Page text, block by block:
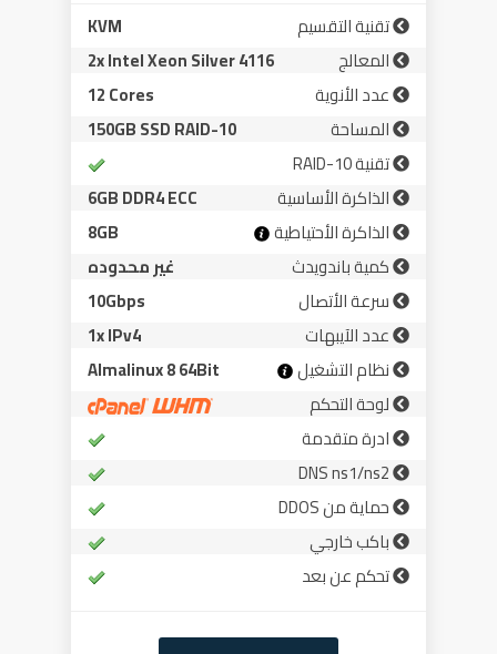
تقنية التقسيم
KVM
المعالج
2x Intel Xeon Silver 4116
عدد الأنوية
12 Cores
المساحة
150GB SSD RAID-10
تقنية RAID-10
الذاكرة الأساسية
6GB DDR4 ECC
الذاكرة الأحتياطية
8GB
كمية باندويدث
غير محدوده
سرعة الأتصال
10Gbps
عدد الآيبهات
1x IPv4
نظام التشغيل
Almalinux 8 64Bit
لوحة التحكم
ادرة متقدمة
حماية من DDOS
باكب خارجي
تحكم عن بعد